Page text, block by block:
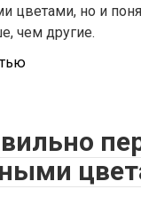
цветами, но и
чем другие.